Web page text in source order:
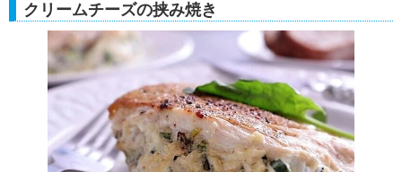
クリームチーズの挟み焼き